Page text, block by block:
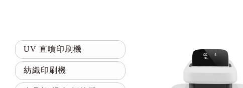
UV 直噴印刷機
紡織印刷機